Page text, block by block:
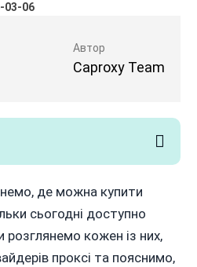
Автор
Caproxy Team
03-06
де можна купити
сьогодні доступно
розглянемо кожен із них,
проксі та пояснимо,